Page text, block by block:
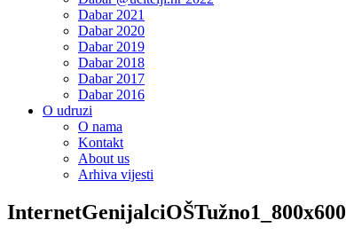
Dabar 2021
Dabar 2020
Dabar 2019
Dabar 2018
Dabar 2017
Dabar 2016
O udruzi
O nama
Kontakt
About us
Arhiva vijesti
InternetGenijalciOŠTužno1_800x600